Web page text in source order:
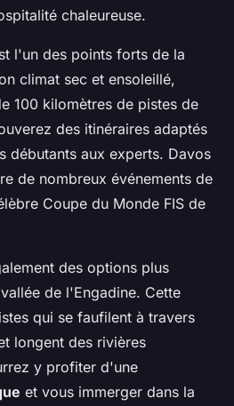
chaleureuse.
l'un des points forts de la
climat sec et ensoleillé,
100 kilomètres de pistes de
des itinéraires adaptés
débutants aux experts. Davos
de nombreux événements de
Coupe du Monde FIS de
des options plus
de l'Engadine. Cette
qui se faufilent à travers
longent des rivières
y profiter d'une
et vous immerger dans la